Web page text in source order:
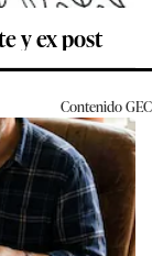
y ex post
ContenidoGEC